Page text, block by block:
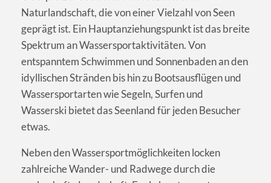
Naturlandschaft, die von einer Vielzahl von Seen
geprägt ist. Ein Hauptanziehungspunkt ist das breite
Spektrum an Wassersportaktivitäten. Von
entspanntem Schwimmen und Sonnenbaden an den
idyllischen Stränden bis hin zu Bootsausflügen und
Wassersportarten wie Segeln, Surfen und
Wasserski bietet das Seenland für jeden Besucher
etwas.
Neben den Wassersportmöglichkeiten locken
zahlreiche Wander- und Radwege durch die